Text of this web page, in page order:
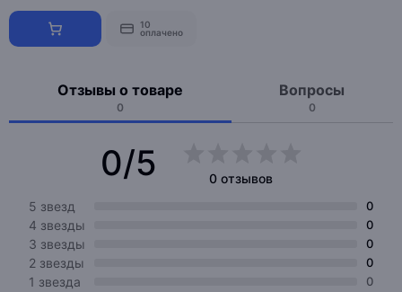
10
оплачено
Отзывы о товаре
0
Вопросы
0
0/5
0 отзывов
5 звезд
0
4 звезды 0
3 звезды 0
2 звезды 0
1 звезда 0